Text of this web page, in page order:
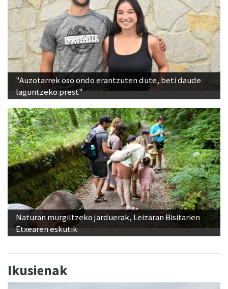
"Auzotarrek oso ondo erantzuten dute, beti daude
laguntzeko prest"
Naturan murgiltzeko jarduerak, Leizaran Bisitarien
Etxearen eskutik
Ikusienak